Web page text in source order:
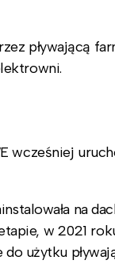
pływającą
wcześniej
na
w 2021
użytku